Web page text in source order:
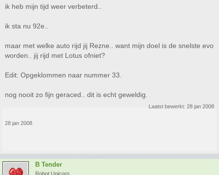
ik heb mijn tijd weer verbeterd..
ik sta nu 92e..
maar met welke auto rijd jij Rezne.. want mijn doel is de snelste evo
worden.. jij rijd met Lotus ofniet?
Edit: Opgeklommen naar nummer 33.
nog nooit zo fijn geraced.. dit is echt geweldig.
Laatst bewerkt: 28 jan 2008
28 jan 2008
B Tender
Robot Unicorn